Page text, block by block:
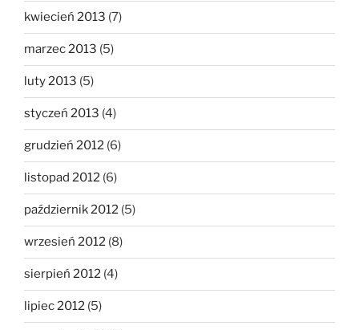
kwiecień 2013 (7)
marzec 2013 (5)
luty 2013 (5)
styczeń 2013 (4)
grudzień 2012 (6)
listopad 2012 (6)
październik 2012 (5)
wrzesień 2012 (8)
sierpień 2012 (4)
lipiec 2012 (5)